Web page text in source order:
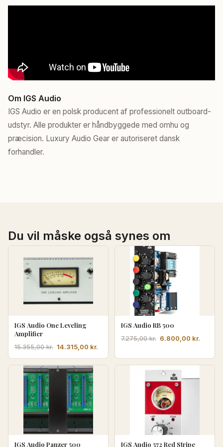
Om IGS Audio
IGS Audio er en polsk producent af professionelt outboard-
udstyr. Alle produkter er håndbyggede med omhu og
præcision. Luxury Audio Gear er autoriseret dansk
forhandler.
Du vil måske også synes om
IGS Audio One Leveling
Amplifier
15.355,00kr. Den
oprindelige
pris
var:
15.355,00 kr..
14.315,00 kr.
aktuelle
pris
IGS Audio RB 500
7.275,00kr. Den
pris
var:
7.275,00 kr..
6.800,00 kr.
pris
IGS Audio Panzer 500 IGS Audio 572 Red Stripe